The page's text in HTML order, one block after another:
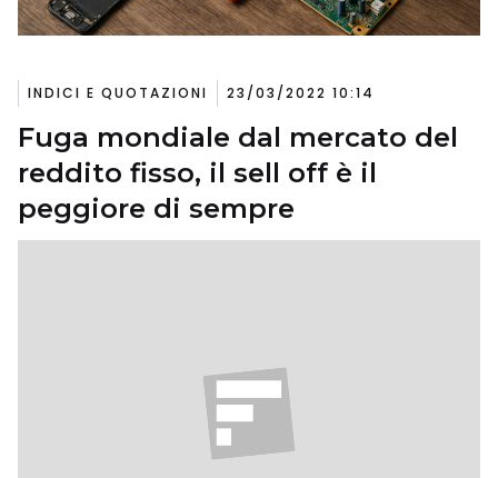
INDICI E QUOTAZIONI 23/03/2022 10:14
Fuga mondiale dal mercato del
reddito fisso, il sell off è il
peggiore di sempre